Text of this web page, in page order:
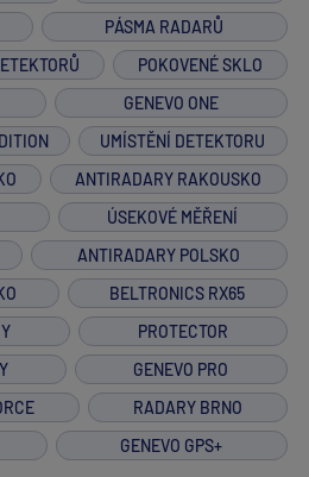
PÁSMA RADARŮ
POKOVENÉ SKLO
GENEVO ONE
UMÍSTĚNÍ DETEKTORU
ANTIRADARY RAKOUSKO
ÚSEKOVÉ MĚŘENÍ
ANTIRADARY POLSKO
BELTRONICS RX65
PROTECTOR
GENEVO PRO
RADARY BRNO
GENEVO GPS+